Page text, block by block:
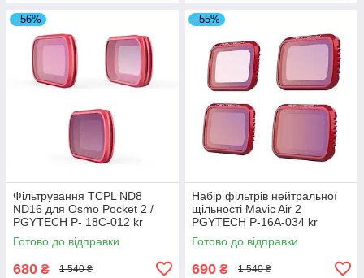
–56%
Фільтрування TCPL ND8
ND16 для Osmo Pocket 2 /
PGYTECH P- 18C-012 kr
Готово до відправки
680 ₴ 1 540 ₴
–55%
Набір фільтрів нейтральної
щільності Mavic Air 2
PGYTECH P-16A-034 kr
Готово до відправки
690 ₴ 1 540 ₴